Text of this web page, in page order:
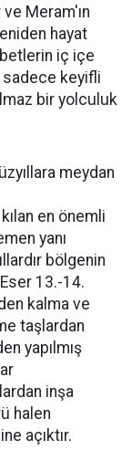
Meram'ın
hayat
iç içe
keyifli
bir yolculuk
meydan
en önemli
yanı
bölgenin
13.-14.
kalma ve
taşlardan
yapılmış
inşa
halen
açıktır.